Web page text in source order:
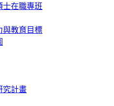
士在職專班
與教育目標
究計畫